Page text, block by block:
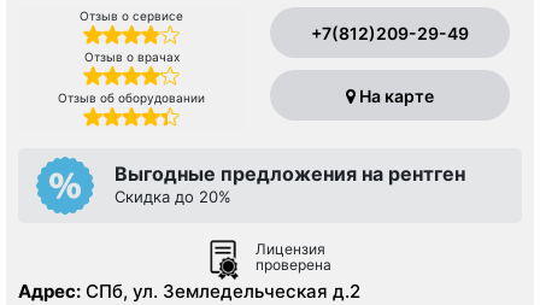
Отзыв о сервисе
Отзыв о врачах
Отзыв об оборудовании
+7(812)209-29-49
На карте
Выгодные предложения на рентген
Скидка до 20%
Лицензия
проверена
Адрес: СПб, ул. Земледельческая д.2